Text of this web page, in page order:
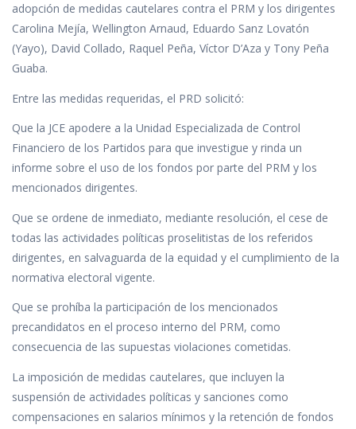
adopción de medidas cautelares contra el PRM y los dirigentes
Carolina Mejía, Wellington Arnaud, Eduardo Sanz Lovatón
(Yayo), David Collado, Raquel Peña, Víctor D’Aza y Tony Peña
Guaba.
Entre las medidas requeridas, el PRD solicitó:
Que la JCE apodere a la Unidad Especializada de Control
Financiero de los Partidos para que investigue y rinda un
informe sobre el uso de los fondos por parte del PRM y los
mencionados dirigentes.
Que se ordene de inmediato, mediante resolución, el cese de
todas las actividades políticas proselitistas de los referidos
dirigentes, en salvaguarda de la equidad y el cumplimiento de la
normativa electoral vigente.
Que se prohíba la participación de los mencionados
precandidatos en el proceso interno del PRM, como
consecuencia de las supuestas violaciones cometidas.
La imposición de medidas cautelares, que incluyen la
suspensión de actividades políticas y sanciones como
compensaciones en salarios mínimos y la retención de fondos